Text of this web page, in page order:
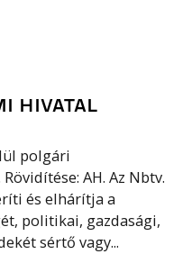
HIVATAL
polgári
AH. Az Nbtv.
és elhárítja a
politikai, gazdasági,
sértő vagy...